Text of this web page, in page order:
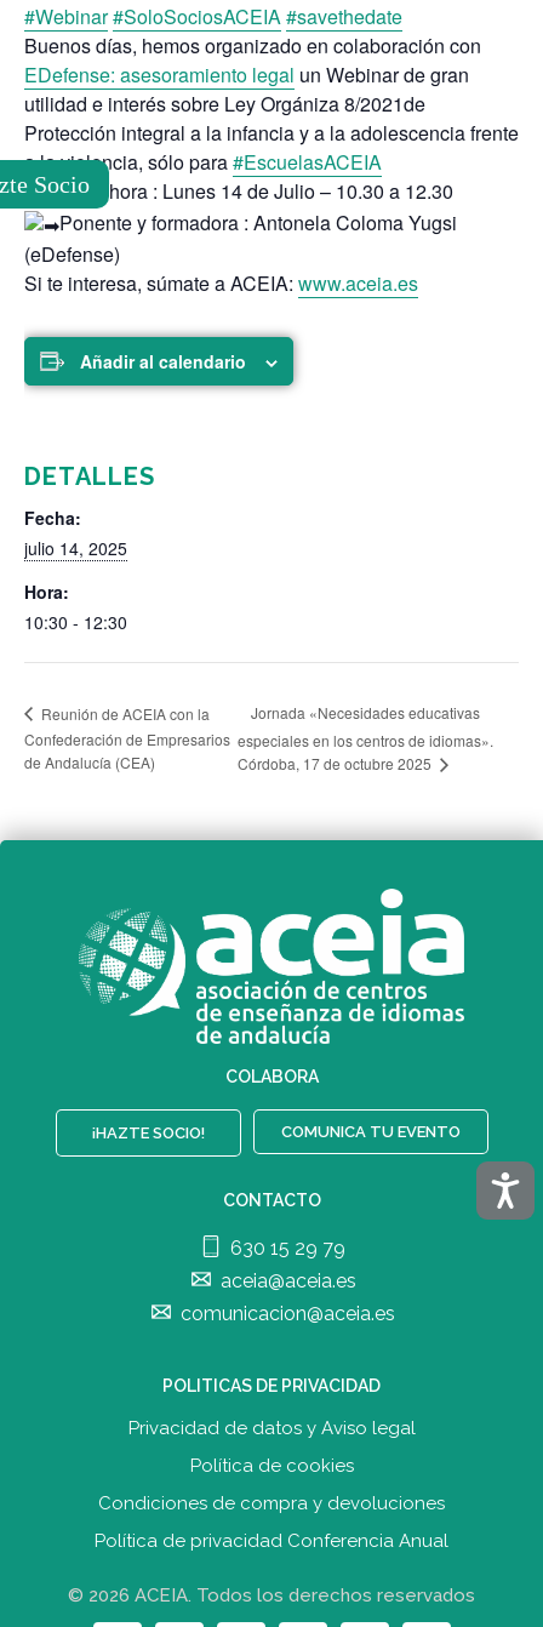
#Webinar#SoloSociosACEIA#savethedate
Buenos días, hemos organizado en colaboración con
EDefense: asesoramiento legal un Webinar de gran
utilidad e interés sobre Ley Orgániza 8/2021de
Protección integral a la infancia y a la adolescencia frente
a la violencia, sólo para#EscuelasACEIA
Día y hora : Lunes 14 de Julio – 10.30 a 12.30
Ponente y formadora : Antonela Coloma Yugsi
(eDefense)
Si te interesa, súmate a ACEIA: www.aceia.es
Añadir al calendario
DETALLES
Fecha:
julio 14, 2025
Hora:
10:30 - 12:30
Reunión de ACEIA con la
Confederación de Empresarios
de Andalucía (CEA)
Jornada «Necesidades educativas
especiales en los centros de idiomas».
Córdoba, 17 de octubre 2025
COLABORA
¡HAZTE SOCIO! COMUNICA TU EVENTO
CONTACTO
630 15 29 79
aceia@aceia.es
comunicacion@aceia.es
POLITICAS DE PRIVACIDAD
Privacidad de datos y Aviso legal
Política de cookies
Condiciones de compra y devoluciones
Política de privacidad Conferencia Anual
© 2026 ACEIA. Todos los derechos reservados
Socio